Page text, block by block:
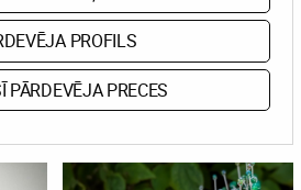
PROFILS
PĀRDEVĒJA PRECES